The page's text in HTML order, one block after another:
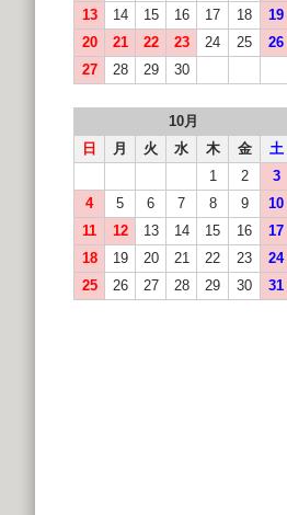
13
14 15 16 17 18
19
20
21 22 23 24 25
26
27
28 29 30
10月
日
月 火 水 木 金
土
1
2
3
4
5 6 7 8 9
10
11
12 13 14 15 16
17
18
19 20 21 22 23
24
25
26 27 28 29 30 31